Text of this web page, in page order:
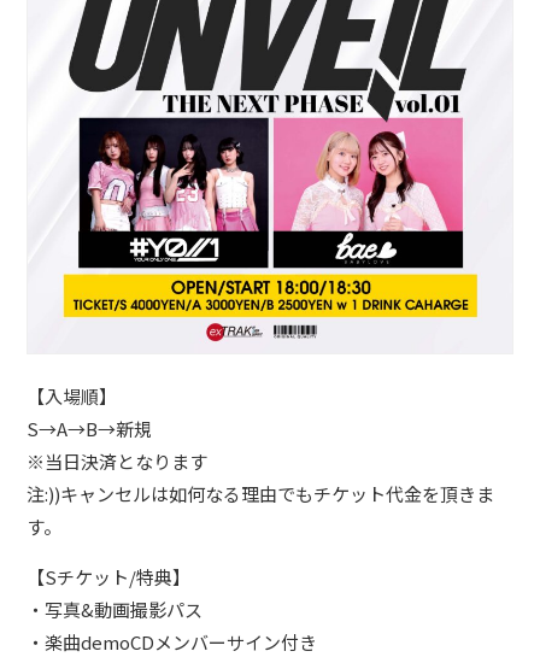
【入場順】
S→A→B→新規
※当日決済となります
注:))キャンセルは如何なる理由でもチケット代金を頂きま
す。
【Sチケット/特典】
・写真&動画撮影パス
・楽曲demoCDメンバーサイン付き